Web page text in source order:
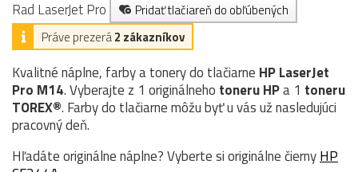
Rad LaserJet Pro
Pridať tlačiareň do obľúbených
Práve prezerá2 zákazníkov
Kvalitné náplne, farby a tonery do tlačiarne HP LaserJet
Pro M14. Vyberajte z 1 originálneho toneruHPa 1 toneru
TOREX®. Farby do tlačiarne môžu byť u vás už nasledujúci
pracovný deň.
Hľadáte originálne náplne? Vyberte si originálne čiernyHP